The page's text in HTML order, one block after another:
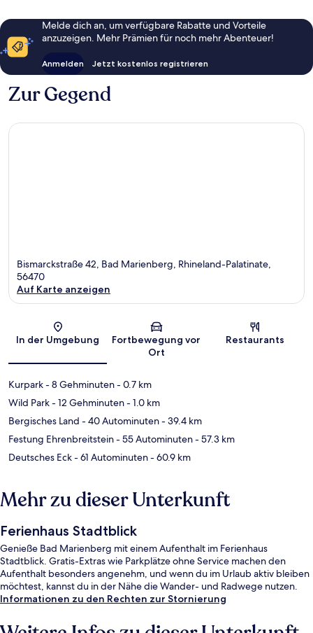
Melde dich an, um verfügbare Rabatte und Vorteile
anzuzeigen. Mehr Prämien für noch mehr Abenteuer!
Anmelden Jetzt kostenlos registrieren
Zur Gegend
Bismarckstraße 42, Bad Marienberg, Rhineland-Palatinate,
56470
Auf Karte anzeigen
In der Umgebung
Fortbewegung vor
Ort
Restaurants
Kurpark- 8 Gehminuten- 0.7 km
Wild Park- 12 Gehminuten- 1.0 km
Bergisches Land - 40 Autominuten- 39.4 km
Festung Ehrenbreitstein- 55 Autominuten- 57.3 km
Deutsches Eck- 61 Autominuten- 60.9 km
Mehr zu dieser Unterkunft
Ferienhaus Stadtblick
Genieße Bad Marienberg mit einem Aufenthalt im Ferienhaus
Stadtblick. Gratis-Extras wie Parkplätze ohne Service machen den
Aufenthalt besonders angenehm, und wenn du im Urlaub aktiv bleiben
möchtest, kannst du in der Nähe die Wander- und Radwege nutzen.
Informationen zu den Rechten zur Stornierung